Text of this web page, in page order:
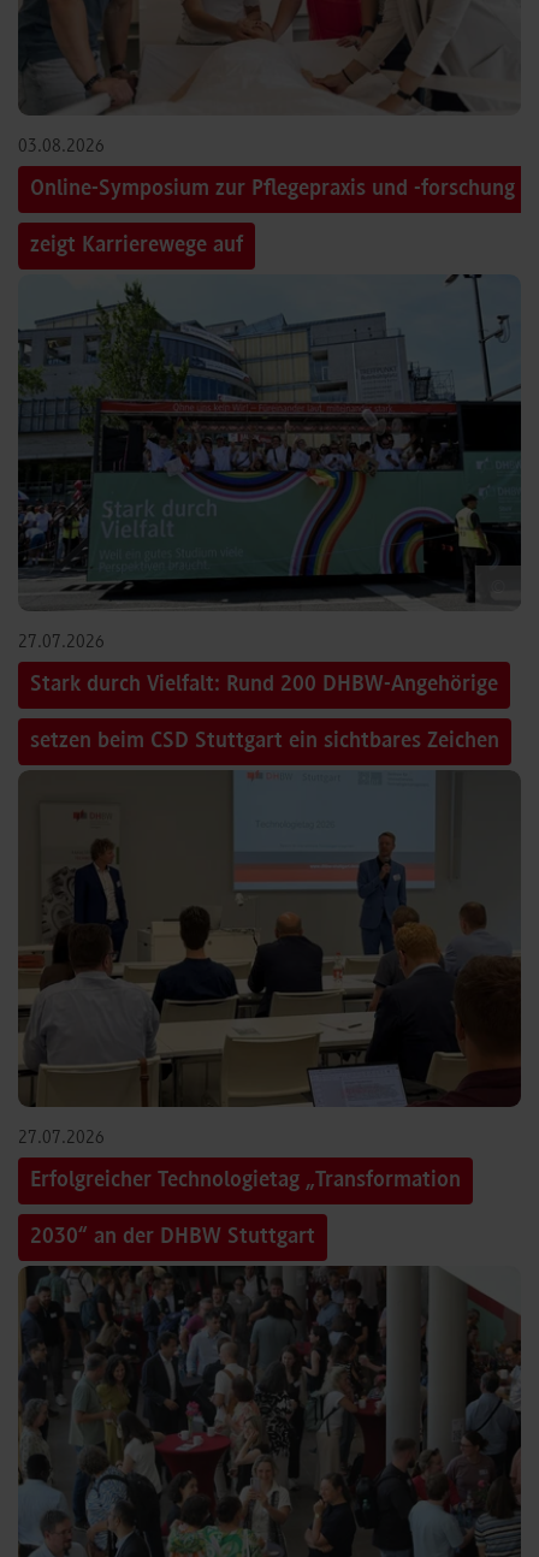
03.08.2026
Online-Symposium zur Pflegepraxis und -forschung
zeigt Karrierewege auf
27.07.2026
Stark durch Vielfalt: Rund 200 DHBW-Angehörige
setzen beim CSD Stuttgart ein sichtbares Zeichen
27.07.2026
Erfolgreicher Technologietag „Transformation
2030“ an der DHBW Stuttgart